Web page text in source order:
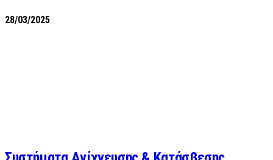
28/03/2025